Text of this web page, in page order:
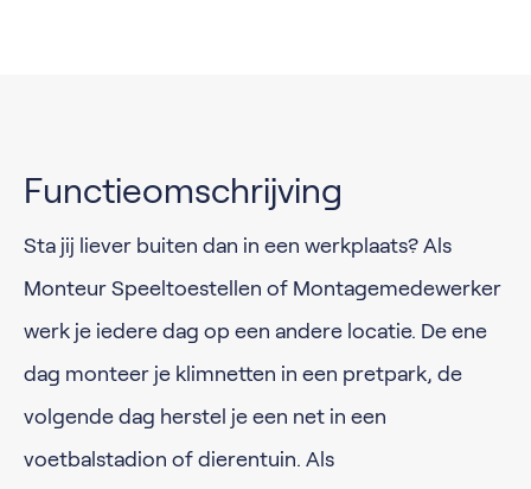
Functieomschrijving
Sta jij liever buiten dan in een werkplaats? Als
Monteur Speeltoestellen of Montagemedewerker
werk je iedere dag op een andere locatie. De ene
dag monteer je klimnetten in een pretpark, de
volgende dag herstel je een net in een
voetbalstadion of dierentuin. Als